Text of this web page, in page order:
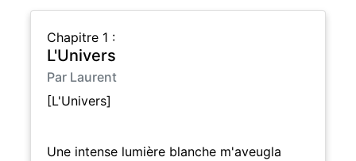
Chapitre 1 :
L'Univers
Par Laurent
[L'Univers]
Une intense lumière blanche m'aveugla